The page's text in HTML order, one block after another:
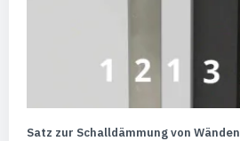
Satz zur Schalldämmung von Wänden